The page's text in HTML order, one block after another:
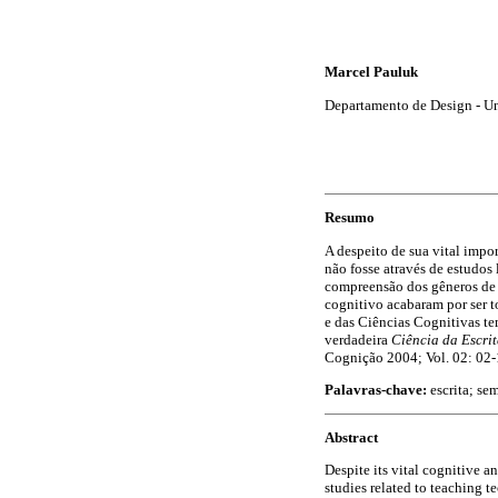
Marcel Pauluk
Departamento de Design -
Resumo
A despeito de sua vital
não fosse através de
compreensão dos gêneros
cognitivo acabaram por ser
e das Ciências Cognitivas
verdadeira Ciência da
Cognição 2004; Vol. 02:
Palavras-chave: escrita;
Abstract
Despite its vital cognitive
studies related to teaching